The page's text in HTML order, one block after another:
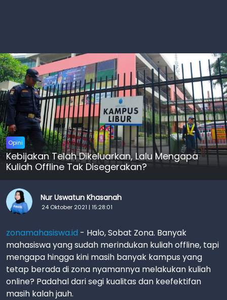
Opini
Kebijakan Telah Dikeluarkan, Lalu Mengapa
Kuliah Offline Tak Disegerakan?
Nur Uswatun Khasanah
24 Oktober 2021 | 15:28:01
zonamahasiswa.id - Halo, Sobat Zona. Banyak
mahasiswa yang sudah merindukan kuliah offline, tapi
mengapa hingga kini masih banyak kampus yang
tetap berada di zona nyamannya melakukan kuliah
online? Padahal dari segi kualitas dan keefektifan
masih kalah jauh.